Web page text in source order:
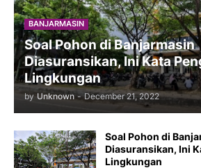
BANJARMASIN
Soal Pohon di Banjarmasin
Diasuransikan, Ini Kata
Lingkungan
by Unknown - December 21, 2022
Soal Pohon di
Diasuransikan, Ini
Lingkungan